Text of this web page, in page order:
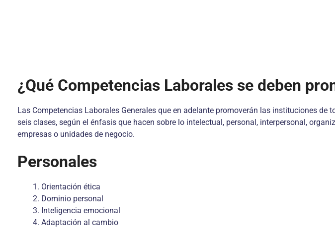
¿Qué Competencias Laborales se deben
Las Competencias Laborales Generales que en adelante promoverán las instituciones
seis clases, según el énfasis que hacen sobre lo intelectual, personal, interpersonal,
empresas o unidades de negocio.
Personales
Orientación ética
Dominio personal
Inteligencia emocional
Adaptación al cambio